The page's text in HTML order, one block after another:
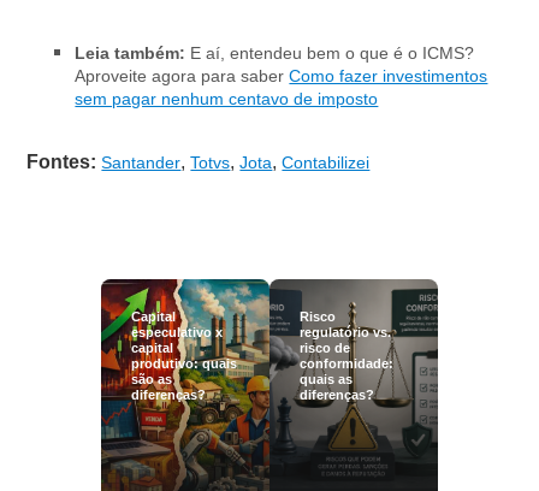
Leia também: E aí, entendeu bem o que é o ICMS?
Aproveite agora para saberComo fazer investimentos
sem pagar nenhum centavo de imposto
Fontes: Santander,Totvs,Jota,Contabilizei
Capital
especulativo x
capital
produtivo: quais
são as
diferenças?
Risco
regulatório vs.
risco de
conformidade:
quais as
diferenças?